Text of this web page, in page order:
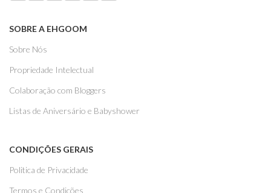
SOBRE A EHGOOM
Sobre Nós
Propriedade Intelectual
Colaboração com Bloggers
Listas de Aniversário e Babyshower
CONDIÇÕES GERAIS
Politica de Privacidade
Termos e Condições